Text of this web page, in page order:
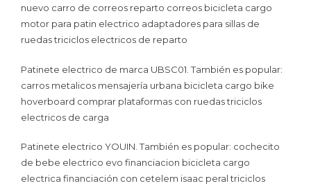
nuevo carro de correos reparto correos bicicleta cargo
motor para patin electrico adaptadores para sillas de
ruedas triciclos electricos de reparto
Patinete electrico de marca UBSC01. También es popular:
carros metalicos mensajería urbana bicicleta cargo bike
hoverboard comprar plataformas con ruedas triciclos
electricos de carga
Patinete electrico YOUIN. También es popular: cochecito
de bebe electrico evo financiacion bicicleta cargo
electrica financiación con cetelem isaac peral triciclos